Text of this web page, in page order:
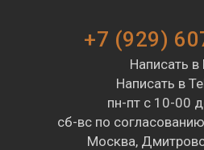
+7 (929)
Написать в
Написать в
пн-пт с 10-00
сб-вс по
Москва,